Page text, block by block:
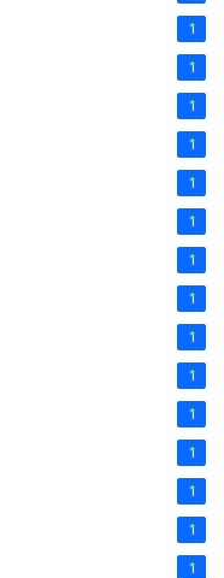
1
1
1
1
1
1
1
1
1
1
1
1
1
1
1